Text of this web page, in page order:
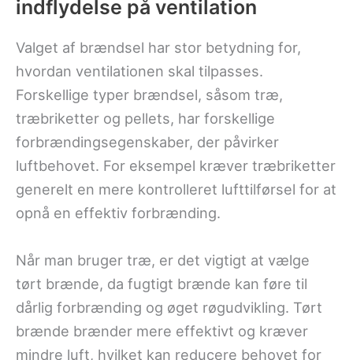
indflydelse på ventilation
Valget af brændsel har stor betydning for,
hvordan ventilationen skal tilpasses.
Forskellige typer brændsel, såsom træ,
træbriketter og pellets, har forskellige
forbrændingsegenskaber, der påvirker
luftbehovet. For eksempel kræver træbriketter
generelt en mere kontrolleret lufttilførsel for at
opnå en effektiv forbrænding.
Når man bruger træ, er det vigtigt at vælge
tørt brænde, da fugtigt brænde kan føre til
dårlig forbrænding og øget røgudvikling. Tørt
brænde brænder mere effektivt og kræver
mindre luft, hvilket kan reducere behovet for